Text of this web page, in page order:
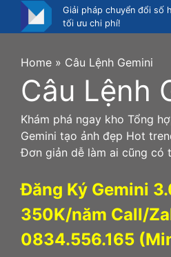
Giải pháp chuyển đổi số
tối ưu chi phí!
Home » Câu Lệnh Gemini
Câu Lệnh
Khám phá ngay kho Tổng
Gemini tạo ảnh đẹp Hot
Đơn giản dễ làm ai cũng có
Đăng Ký Gemini
350K/năm Call/
0834.556.165